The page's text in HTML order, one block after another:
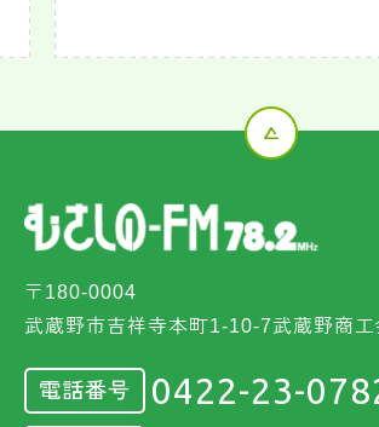
〒180-0004
武蔵野市吉祥寺本町1-10-7武蔵野商
電話番号 0422-23-